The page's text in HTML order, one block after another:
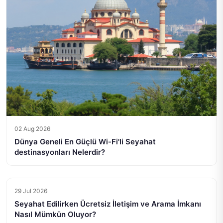
02 Aug 2026
Dünya Geneli En Güçlü Wi-Fi'li Seyahat
destinasyonları Nelerdir?
29 Jul 2026
Seyahat Edilirken Ücretsiz İletişim ve Arama İmkanı
Nasıl Mümkün Oluyor?